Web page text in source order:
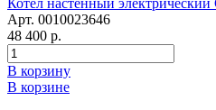
Арт. 0010023646
48 400 р.
В корзину
В корзине